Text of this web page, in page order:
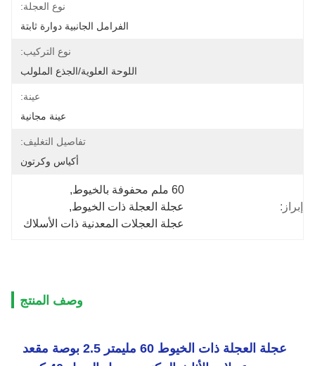
نوع العجلة:
الفرامل الجانبية دوارة ثابتة
نوع التركيب:
اللوحة العلوية/الجذع الملولب
عينة:
عينة مجانية
تفاصيل التغليف:
أكياس وكرتون
إبراز:
60 ملم محفوفة بالخيوط
,
عجلة العجلة ذات الخيوط,
عجلة العجلات المعدنية ذات الأسلاك
وصف المنتج
عجلة العجلة ذات الخيوط 60 مليمتر 2.5 بوصة مقعد